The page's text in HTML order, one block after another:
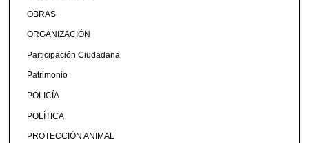
OBRAS
ORGANIZACIÓN
Participación Ciudadana
Patrimonio
POLICÍA
POLÍTICA
PROTECCIÓN ANIMAL